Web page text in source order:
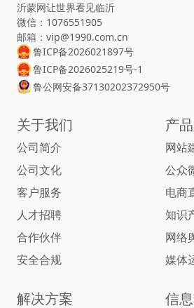
沂蒙网让世界看见临沂
微信：1076551905
邮箱：vip@1990.com.cn
鲁ICP备2026021897号
鲁ICP备2026025219号-1
鲁公网安备37130202372950号
关于我们
公司简介
公司文化
客户服务
人才招聘
合作伙伴
安全合规
产
网站
公众
电商
知识
网络
媒体
解决方案 信